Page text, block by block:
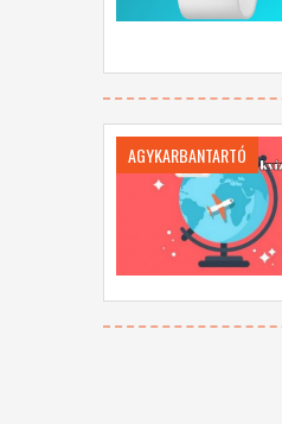
AGYKARBANTARTÓ